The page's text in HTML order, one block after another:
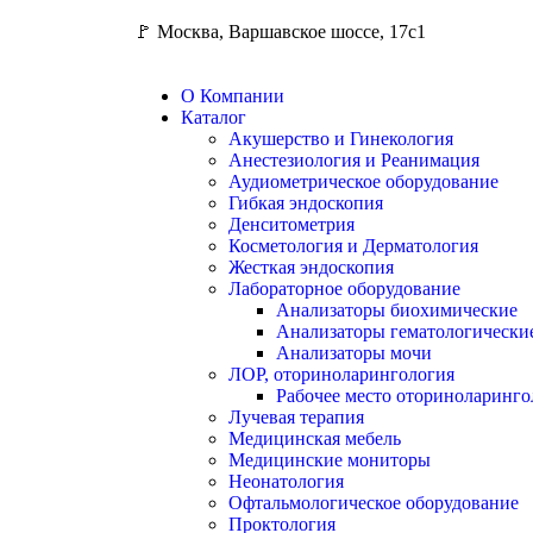
🚩 Москва, Варшавское шоссе, 17с1
О Компании
Каталог
Акушерство и Гинекология
Анестезиология и Реанимация
Аудиометрическое оборудование
Гибкая эндоскопия
Денситометрия
Косметология и Дерматология
Жесткая эндоскопия
Лабораторное оборудование
Анализаторы биохимические
Анализаторы
Анализаторы мочи
ЛОР, оториноларингология
Рабочее место
Лучевая терапия
Медицинская мебель
Медицинские мониторы
Неонатология
Офтальмологическое оборудование
Проктология